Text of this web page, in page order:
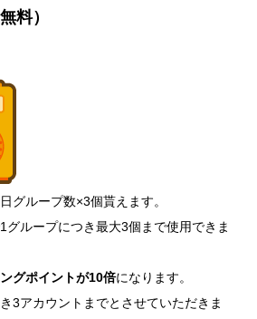
料）
グループ数×3個貰えます。
グループにつき最大3個まで使用できま
グポイントが10倍になります。
3アカウントまでとさせていただきま